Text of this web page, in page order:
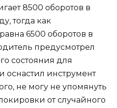
8500 оборотов в
тогда как
6500 оборотов в
предусмотрел
состояния для
оснастил инструмент
не могу не упомянуть
от случайного